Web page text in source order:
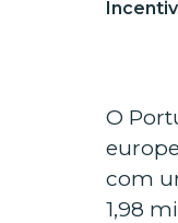
O
com
1,98